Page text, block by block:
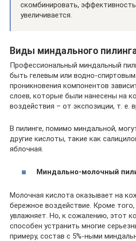
скомбинировать,
увеличивается.
Виды миндального
Профессиональный миндальный
быть гелевым или водно-
проникновения компонентов
слоев, которые были нанесены на
воздействия – от экспозиции, т. е.
В пилинге, помимо миндальной,
другие кислоты, такие как
яблочная.
Миндально-молочный
Молочная кислота оказывает на
бережное воздействие. Кроме того,
увлажняет. Но, к сожалению, этот
способен устранить многие
примеру, состав с 5%-ными